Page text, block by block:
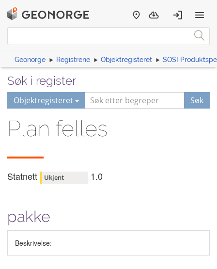
Geonorge Registrene Objektregisteret SOSI
Søk i register
Objektregisteret Søk
Plan felles
Statnett Ukjent 1.0
pakke
Beskrivelse: